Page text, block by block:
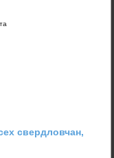
свердловчан,